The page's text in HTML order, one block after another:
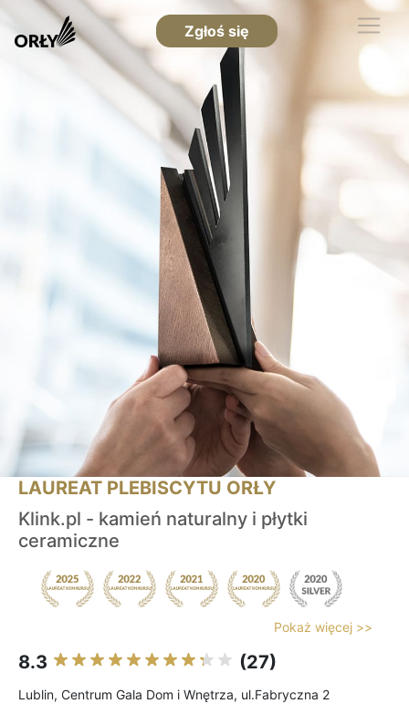
Zgłoś się
LAUREAT PLEBISCYTU ORŁY
Klink.pl - kamień naturalny i płytki
ceramiczne
Pokaż więcej >>
8.3 (27)
Lublin, Centrum Gala Dom i Wnętrza, ul.Fabryczna 2